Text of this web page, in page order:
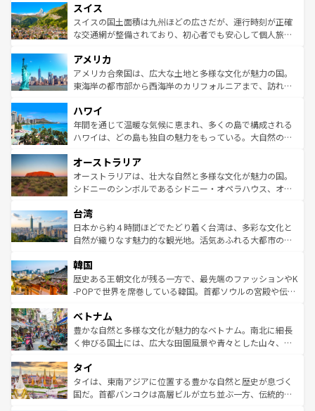
れる地方に足を運ぶとそれぞれで全く異なる文化を体験で
きるだろう。 なお、新着のフランス情報はコンテンツ一覧
を参照してほしい。
は、お酒好きな人にはぜひ体験してほしい。 なお、新着の
ドイツ情報はコンテンツ一覧を参照してほしい。
リアごとに異なる魅力がある。また、優雅なアフタヌーン
ティー、ビール好きにはたまらない英国パブ、サッカー観
戦など、本場だからこそできる体験も豊富。イギリスを旅
ンツ一覧を参照してほしい。
スイス
スイスの国土面積は九州ほどの広さだが、運行時刻が正確
な交通網が整備されており、初心者でも安心して個人旅行
の建物がそのまま残る町や、スイスならではのユニークな
博物館もあり、アルプス観光だけでなく町歩きも満喫する
ことができる。国民の所得が高いため物価も高いが、旅行
ば市内交通費無料で観光を楽しむこともできる。 なお、新
着のスイス情報はコンテンツ一覧 を参照してほしい。
アメリカ
アメリカ合衆国は、広大な土地と多様な文化が魅力の国。
東海岸の都市部から西海岸のカリフォルニアまで、訪れる
のような巨大都市は、観光、ショッピング、エンターテイ
ンメントが詰まった刺激的なスポットだ。一方、アメリカ
西部には大自然が広がり、グランドキャニオンやイエロー
部のニューオーリンズでは、音楽と美食が融合した独特の
文化が魅力。旅行者はアメリカの各地域で異なる魅力を楽
しみながら、その多様性と豊かな歴史を感じることができ
ならではの贅沢な旅のスタイルだ。 なお、新着のアメリカ
情報はコンテンツ一覧を参照してほしい。
ハワイ
年間を通じて温暖な気候に恵まれ、多くの島で構成される
ハワイは、どの島も独自の魅力をもっている。大自然の神
ワイ島は見逃せない。また、定番の観光地といえばオアフ
島だが、静かな自然を求めるならマウイ島やカウアイ島が
おすすめ。エメラルドグリーンに輝く海をはじめ、豊かな
れるおもてなしの心で訪れる人々を迎えてくれるハワイの
人々、おいしいローカルフードやハワイアンミュージッ
ク、伝統的なフラダンスなど、すべてがハワイの魅力を彩
ワイを、存分に味わってほしい。 なお、新着のハワイ情報
はコンテンツ一覧を参照してほしい。
オーストラリア
オーストラリアは、壮大な自然と多様な文化が魅力の国。
シドニーのシンボルであるシドニー・オペラハウス、オー
リアリーフや大陸中央部にそびえるウルル（エアーズロッ
ク）、タスマニアの美しい原生林やケアンズの熱帯雨林な
ど、見どころがたくさん。また、カフェやワイン、オージ
いる。アクティビティも充実しており、サーフィンやダイ
ビング、ハイキングなど、アウトドア好きにはたまらな
い。オーストラリアの多彩な魅力を存分に味わいつくそ
参照してほしい。
台湾
日本から約４時間ほどでたどり着く台湾は、多彩な文化と
自然が織りなす魅力的な観光地。活気あふれる大都市の台
ン）、静ひつな山岳地帯である台湾東部など、都市の喧騒
と山間の静けさが共存しており、訪れる人に新しい発見と
驚きをもたらしてくれる。また、奥深い台湾の食文化も魅
容にもいいと評判のスイーツなど、バラエティ豊かな料理
が味わえる。 なお、新着の台湾情報は コンテンツ一覧を参
照してほしい。
韓国
歴史ある王朝文化が残る一方で、最先端のファッションやK
-POPで世界を席巻している韓国。首都ソウルの宮殿や伝統
き、地方に足を延ばせば四季折々の自然美を楽しむことが
できる。そして、キムチや焼肉、絶品のストリートフード
まで、さまざまな韓国料理が待っている。夜には、韓国な
リティに包まれながら、韓国の多彩な魅力を心ゆくまで味
わってみてほしい。 なお、新着の韓国情報はコンテンツ一
覧を参照してほしい。
ベトナム
豊かな自然と多様な文化が魅力的なベトナム。南北に細長
く伸びる国土には、広大な田園風景や青々とした山々、世
急速な発展と共に伝統が息づく。ハノイの古い町並みやホ
ーチミン市のフランス統治時代の建物も、独特の雰囲気を
醸し出している。また、バラエティの豊かさとおいしさで
タイ
タイは、東南アジアに位置する豊かな自然と歴史が息づく
国だ。首都バンコクは高層ビルが立ち並ぶ一方、伝統的な